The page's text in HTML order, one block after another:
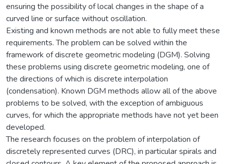
ensuring the possibility of local changes in the shape of a
curved line or surface without oscillation.
Existing and known methods are not able to fully meet these
requirements. The problem can be solved within the
framework of discrete geometric modeling (DGM). Solving
these problems using discrete geometric modeling, one of
the directions of which is discrete interpolation
(condensation). Known DGM methods allow all of the above
problems to be solved, with the exception of ambiguous
curves, for which the appropriate methods have not yet been
developed.
The research focuses on the problem of interpolation of
discretely represented curves (DRC), in particular spirals and